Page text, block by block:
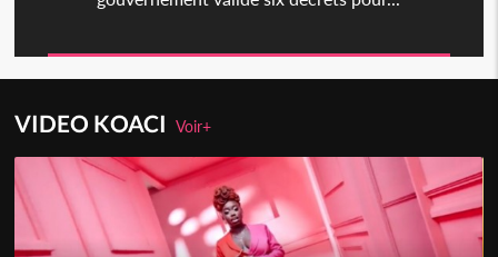
VIDEO KOACIVoir+